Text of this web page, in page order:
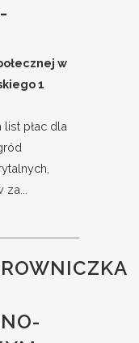
w
1
płac dla